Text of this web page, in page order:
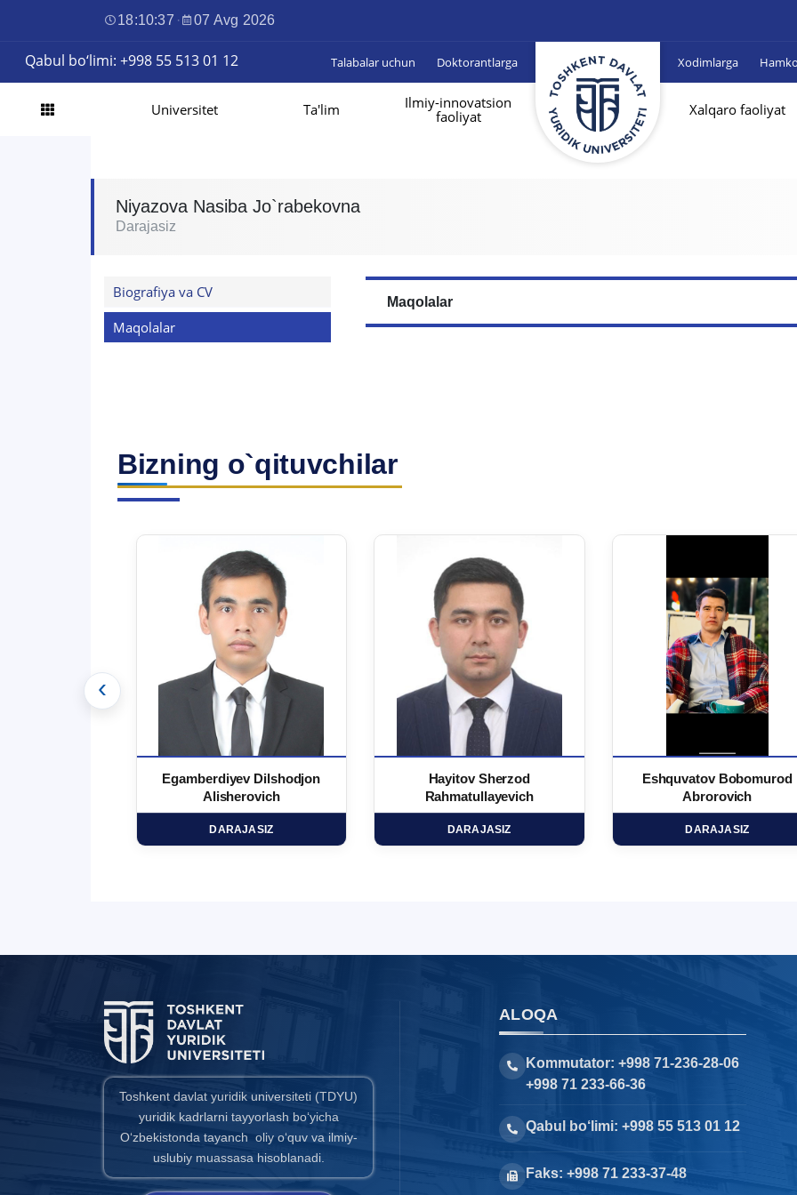
18:10:38 · 07 Avg 2026
Qabul bo‘limi: +998 55 513 01 12 Talabalar uchun Doktorantlarga Xodimlarga
Universitet Ta'lim
Ilmiy-innovatsion
faoliyat
Xalqaro faoliyat
Niyazova Nasiba Jo`rabekovna
Darajasiz
Biografiya va CV
Maqolalar
Maqolalar
Bizning o`qituvchilar
Egamberdiyev Dilshodjon
Alisherovich
DARAJASIZ
Hayitov Sherzod
Rahmatullayevich
DARAJASIZ
Eshquvatov Bobomurod
Abrorovich
DARAJASIZ
‹
Toshkent davlat yuridik universiteti (TDYU)
yuridik kadrlarni tayyorlash bo‘yicha
O‘zbekistonda tayanch oliy o‘quv va ilmiy-
uslubiy muassasa hisoblanadi.
ALOQA
Kommutator: +998 71-236-28-06
+998 71 233-66-36
Qabul bo‘limi: +998 55 513 01 12
Faks: +998 71 233-37-48